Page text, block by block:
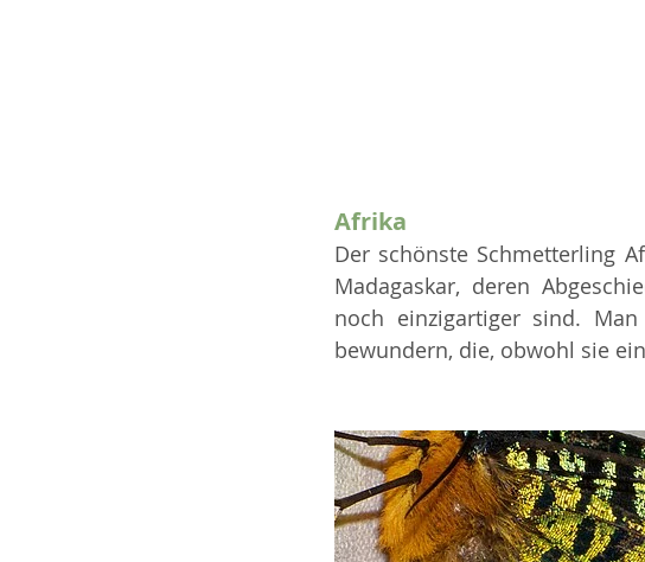
Afrika
Der schönste Schmetterling
Madagaskar, deren
noch einzigartiger sind.
bewundern, die, obwohl sie